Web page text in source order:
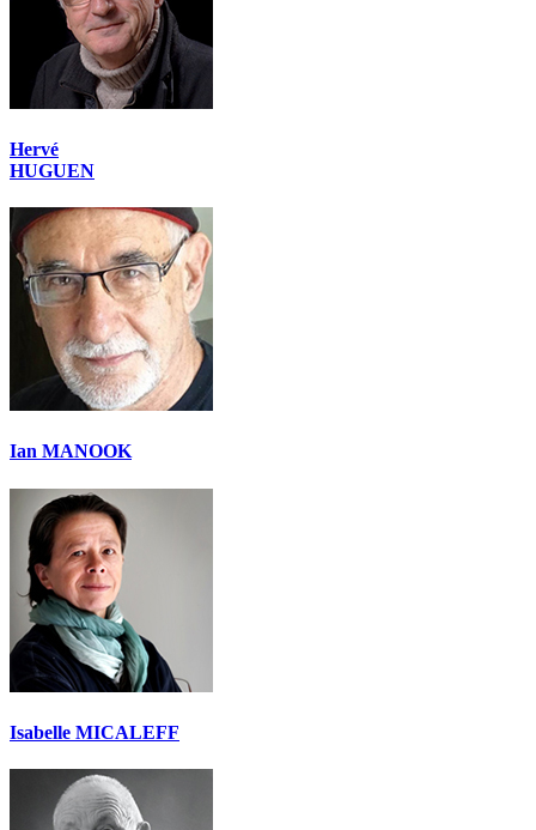
Hervé
HUGUEN
Ian MANOOK
Isabelle MICALEFF